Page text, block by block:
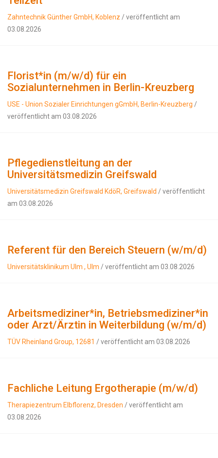
Zahntechnik Günther GmbH, Koblenz / veröffentlicht am
03.08.2026
Florist*in (m/w/d) für ein
Sozialunternehmen in Berlin-Kreuzberg
USE - Union Sozialer Einrichtungen gGmbH, Berlin-Kreuzberg /
veröffentlicht am 03.08.2026
Pflegedienstleitung an der
Universitätsmedizin Greifswald
Universitätsmedizin Greifswald KdöR, Greifswald / veröffentlicht
am 03.08.2026
Referent für den Bereich Steuern (w/m/d)
Universitätsklinikum Ulm , Ulm / veröffentlicht am 03.08.2026
Arbeitsmediziner*in, Betriebsmediziner*in
oder Arzt/Ärztin in Weiterbildung (w/m/d)
TÜV Rheinland Group, 12681 / veröffentlicht am 03.08.2026
Fachliche Leitung Ergotherapie (m/w/d)
Therapiezentrum Elbflorenz, Dresden / veröffentlicht am
03.08.2026